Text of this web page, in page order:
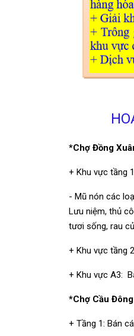
*Chợ Đồng
+ Khu vực tầng 1
- Mũ nón các
Lưu niệm, thủ
tươi sống, rau
+ Khu vực tầng
+ Khu vực A3:
*Chợ Cầu
+ Tầng 1: Bán